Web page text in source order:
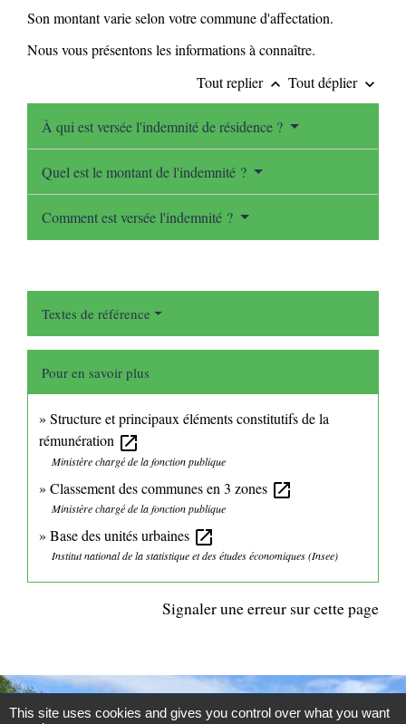
Son montant varie selon votre commune d'affectation.
Nous vous présentons les informations à connaître.
Tout replier keyboard_arrow_up Tout déplier keyboard_arrow_down
À qui est versée l'indemnité de résidence ?
Quel est le montant de l'indemnité ?
Comment est versée l'indemnité ?
Textes de référence
Pour en savoir plus
Structure et principaux éléments constitutifs de la
rémunération open_in_new
Ministère chargé de la fonction publique
Classement des communes en 3 zones open_in_new
Ministère chargé de la fonction publique
Base des unités urbaines open_in_new
Institut national de la statistique et des études économiques (Insee)
Signaler une erreur sur cette page
This site uses cookies and gives you control over what you want